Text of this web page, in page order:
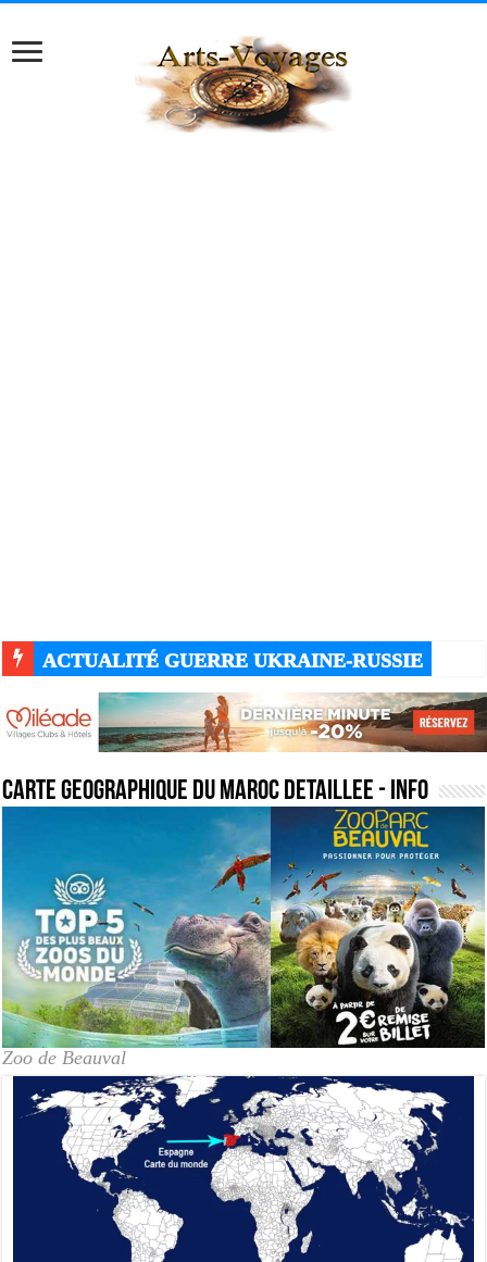
ACTUALITÉ GUERRE UKRAINE-RUSSIE
carte geographique du maroc detaillee - Info
Zoo de Beauval